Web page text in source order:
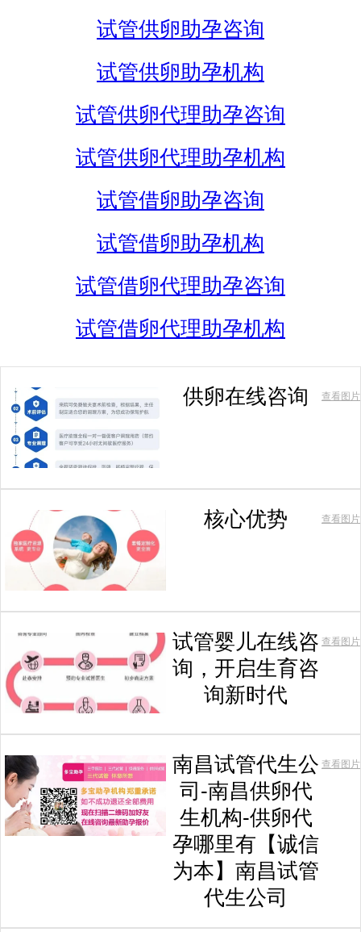
试管供卵助孕咨询
试管供卵助孕机构
试管供卵代理助孕咨询
试管供卵代理助孕机构
试管借卵助孕咨询
试管借卵助孕机构
试管借卵代理助孕咨询
试管借卵代理助孕机构
供卵在线咨询 查看图片
核心优势 查看图片
试管婴儿在线咨
询，开启生育咨
询新时代
查看图片
南昌试管代生公
司-南昌供卵代
生机构-供卵代
孕哪里有【诚信
为本】南昌试管
代生公司
查看图片